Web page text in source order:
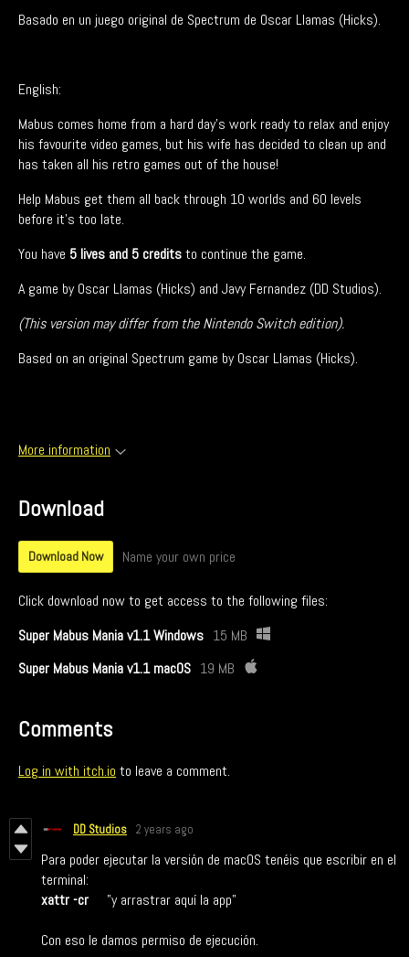
Basado en un juego original de Spectrum de Oscar Llamas (Hicks).
English:
Mabus comes home from a hard day's work ready to relax and enjoy
his favourite video games, but his wife has decided to clean up and
has taken all his retro games out of the house!
Help Mabus get them all back through 10 worlds and 60 levels
before it's too late.
You have 5 lives and 5 creditsto continue the game.
A game by Oscar Llamas (Hicks) and Javy Fernandez (DD Studios).
(This version may differ from the Nintendo Switch edition).
Based on an original Spectrum game by Oscar Llamas (Hicks).
More information
Download
Download Now Name your own price
Click download now to get access to the following files:
Super Mabus Mania v1.1 Windows 15 MB
Super Mabus Mania v1.1 macOS 19 MB
Comments
Log in with itch.io to leave a comment.
DD Studios 2 years ago
Para poder ejecutar la versión de macOS tenéis que escribir en el
terminal:
xattr -cr "y arrastrar aquí la app"
Con eso le damos permiso de ejecución.